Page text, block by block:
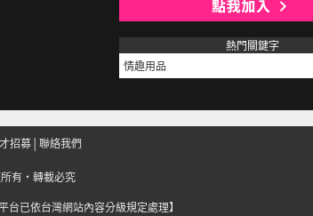
熱門關鍵字
情趣用品
招募 聯絡我們
所有‧轉載必究
平台已依台灣網站內容分級規定處理】